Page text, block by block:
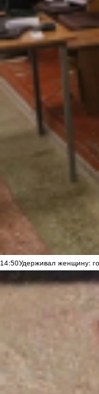
14:50Удерживал женщину: